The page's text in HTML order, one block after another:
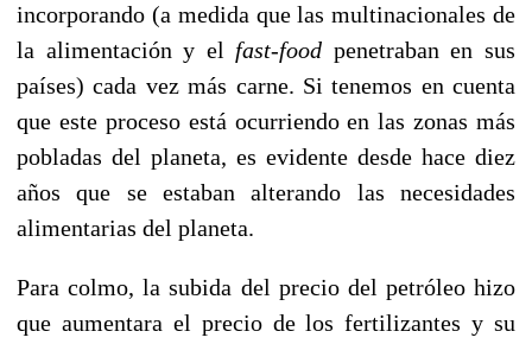
incorporando (a medida que las multinacionales de
la alimentación y el fast-food penetraban en sus
países) cada vez más carne. Si tenemos en cuenta
que este proceso está ocurriendo en las zonas más
pobladas del planeta, es evidente desde hace diez
años que se estaban alterando las necesidades
alimentarias del planeta.
Para colmo, la subida del precio del petróleo hizo
que aumentara el precio de los fertilizantes y su